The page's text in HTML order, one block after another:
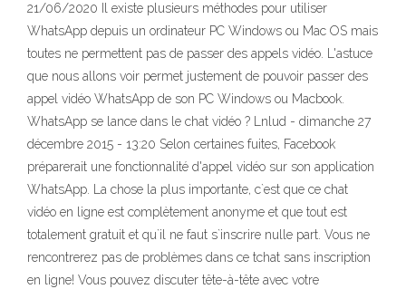
21/06/2020 Il existe plusieurs méthodes pour utiliser
WhatsApp depuis un ordinateur PC Windows ou Mac OS mais
toutes ne permettent pas de passer des appels vidéo. L'astuce
que nous allons voir permet justement de pouvoir passer des
appel vidéo WhatsApp de son PC Windows ou Macbook.
WhatsApp se lance dans le chat vidéo ? Lnlud - dimanche 27
décembre 2015 - 13:20 Selon certaines fuites, Facebook
préparerait une fonctionnalité d'appel vidéo sur son application
WhatsApp. La chose la plus importante, c`est que ce chat
vidéo en ligne est complètement anonyme et que tout est
totalement gratuit et qu`il ne faut s`inscrire nulle part. Vous ne
rencontrerez pas de problèmes dans ce tchat sans inscription
en ligne! Vous pouvez discuter tête-à-tête avec votre